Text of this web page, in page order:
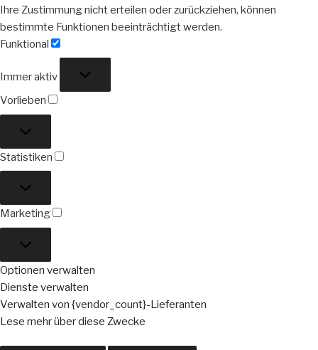
Ihre Zustimmung nicht erteilen oder zurückziehen, können
bestimmte Funktionen beeinträchtigt werden.
Funktional
Immer aktiv
Vorlieben
Statistiken
Marketing
Optionen verwalten
Dienste verwalten
Verwalten von {vendor_count}-Lieferanten
Lese mehr über diese Zwecke